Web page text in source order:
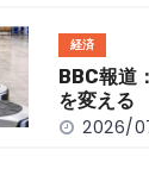
経済
BBC報道
を変える
2026/